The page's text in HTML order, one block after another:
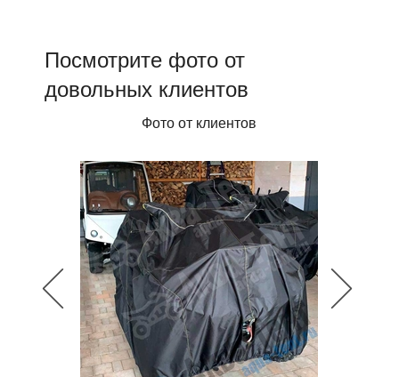
Посмотрите фото от
довольных клиентов
Фото от клиентов